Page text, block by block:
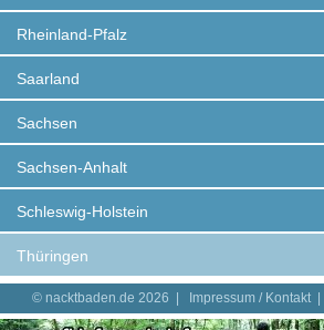
Rheinland-Pfalz
Saarland
Sachsen
Sachsen-Anhalt
Schleswig-Holstein
Thüringen
© nacktbaden.de 2026 | Impressum / Kontakt|